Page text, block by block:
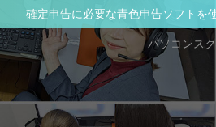
確定申告に必要な青色申告ソフトを
パソコンス